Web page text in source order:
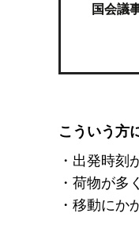
国会議
こういう方
・出発時刻
・荷物が多
・移動にか